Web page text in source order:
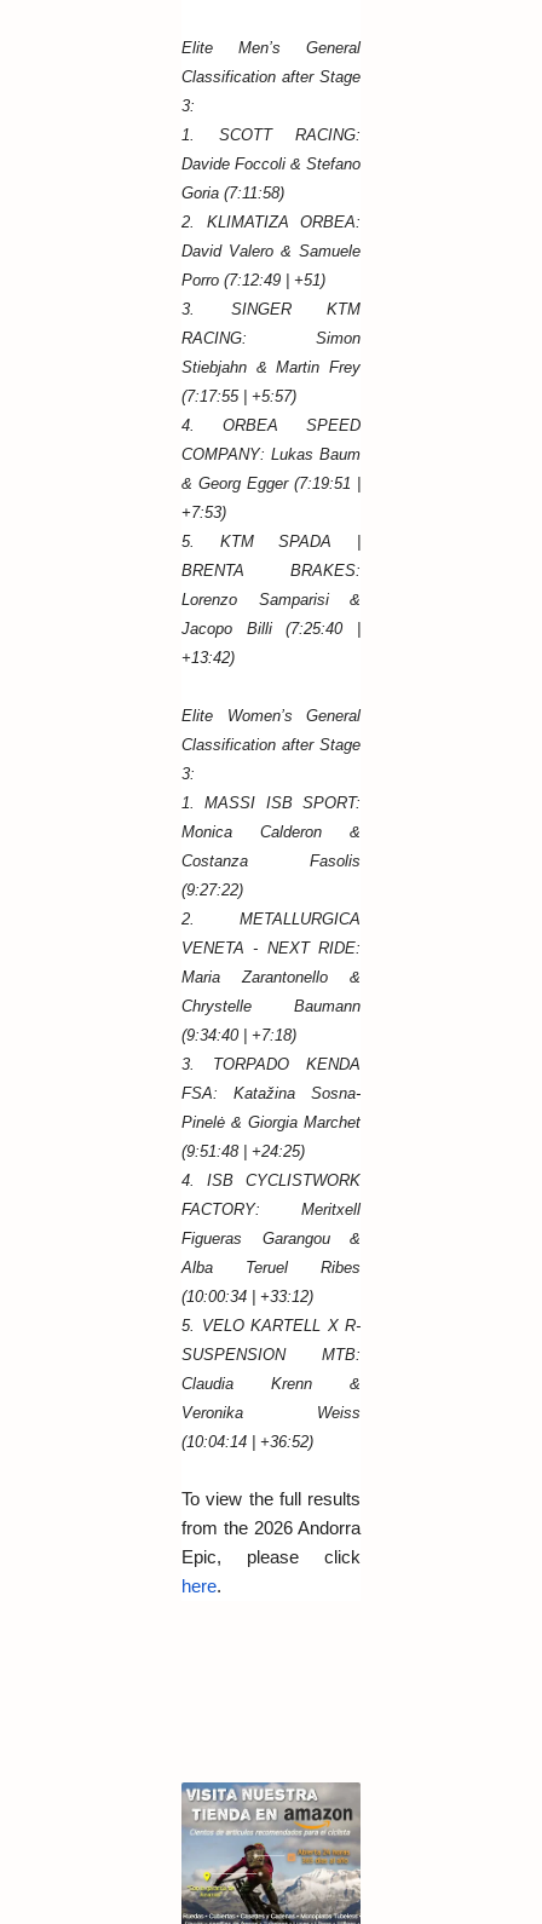
Elite Men’s General
Classification after Stage
3:
1. SCOTT RACING:
Davide Foccoli & Stefano
Goria (7:11:58)
2. KLIMATIZA ORBEA:
David Valero & Samuele
Porro (7:12:49 | +51)
3. SINGER KTM
RACING: Simon
Stiebjahn & Martin Frey
(7:17:55 | +5:57)
4. ORBEA SPEED
COMPANY: Lukas Baum
& Georg Egger (7:19:51 |
+7:53)
5. KTM SPADA |
BRENTA BRAKES:
Lorenzo Samparisi &
Jacopo Billi (7:25:40 |
+13:42)
Elite Women’s General
Classification after Stage
3:
1. MASSI ISB SPORT:
Monica Calderon &
Costanza Fasolis
(9:27:22)
2. METALLURGICA
VENETA - NEXT RIDE:
Maria Zarantonello &
Chrystelle Baumann
(9:34:40 | +7:18)
3. TORPADO KENDA
FSA: Katažina Sosna-
Pinelė & Giorgia Marchet
(9:51:48 | +24:25)
4. ISB CYCLISTWORK
FACTORY: Meritxell
Figueras Garangou &
Alba Teruel Ribes
(10:00:34 | +33:12)
5. VELO KARTELL X R-
SUSPENSION MTB:
Claudia Krenn &
Veronika Weiss
(10:04:14 | +36:52)
To view the full results
from the 2026 Andorra
Epic, please click
here.